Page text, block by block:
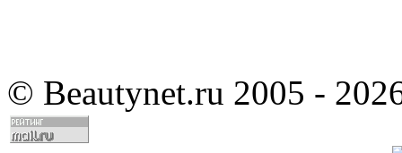
© Beautynet.ru 2005 -